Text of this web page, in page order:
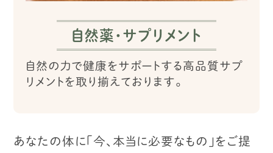
自然薬・サプリメント
自然の力で健康をサポートする高品質サプ
リメントを取り揃えております。
あなたの体に「今、本当に必要なもの」をご提